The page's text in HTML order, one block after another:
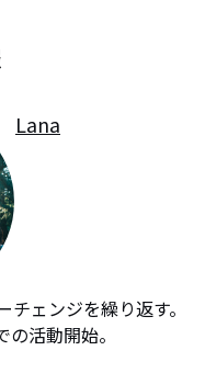
Lana
ェンジを繰り返す。
活動開始。